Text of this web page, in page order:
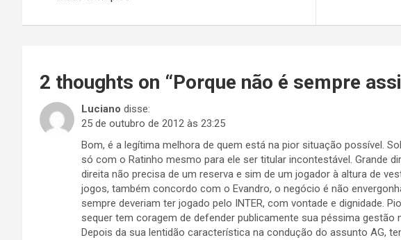
Post
2 thoughts on “Porque não é sempre
Luciano disse:
25 de outubro de 2012 às 23:25
Bom, é a legítima melhora de quem está na pior situação possível.
só com o Ratinho mesmo para ele ser titular incontestável. Grande
direita não precisa de um reserva e sim de um jogador à altura de
jogos, também concordo com o Evandro, o negócio é não
sempre deveriam ter jogado pelo INTER, com vontade e dignidade.
sequer tem coragem de defender publicamente sua péssima
Depois da sua lentidão característica na condução do assunto AG,